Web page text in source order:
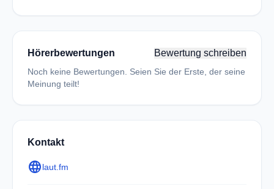
Hörerbewertungen Bewertung schreiben
Noch keine Bewertungen. Seien Sie der Erste, der seine
Meinung teilt!
Kontakt
languagelaut.fm